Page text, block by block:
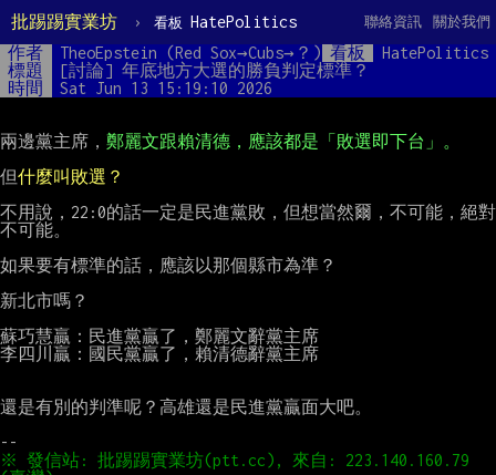
批踢踢實業坊 › 看板 HatePolitics 關於我們
聯絡資訊
作者 TheoEpstein (Red Sox→Cubs→？) 看板
HatePolitics
標題
[討論] 年底地方大選的勝負判定標準？
時間
Sat Jun 13 15:19:10 2026
兩邊黨主席， 鄭麗文跟賴清德，應該都是「敗選即下台」。
但什麼叫敗選？
不用說，22:0的話一定是民進黨敗，但想當然爾，不可能，絕對
不可能。
如果要有標準的話，應該以那個縣市為準？
新北市嗎？
蘇巧慧贏：民進黨贏了，鄭麗文辭黨主席
李四川贏：國民黨贏了，賴清德辭黨主席
還是有別的判準呢？高雄還是民進黨贏面大吧。
※ 發信站: 批踢踢實業坊(ptt.cc), 來自: 223.140.160.79